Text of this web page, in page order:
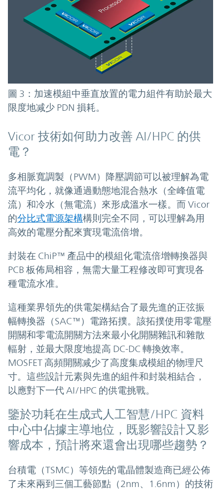
圖 3：加速模組中垂直放置的電力組件有助於最大
限度地减少 PDN 損耗。
Vicor 技術如何助力改善 AI/HPC 的供
電？
多相脈寬調製（PWM）降壓調節可以被理解為電
流平均化，就像通過動態地混合熱水（全峰值電
流）和冷水（無電流）來形成溫水一樣。而 Vicor
的分比式電源架構構則完全不同，可以理解為用
高效的電壓分配來實現電流倍增。
封裝在 ChiP™ 產品中的模組化電流倍增轉換器與
PCB 板佈局相容，無需大量工程修改即可實現各
種電流水准。
這種業界領先的供電架構結合了最先進的正弦振
幅轉換器（SAC™）電路拓撲。該拓撲使用零電壓
開關和零電流開關方法來最小化開關雜訊和雜散
輻射，並最大限度地提高 DC-DC 轉換效率。
MOSFET 高頻開關减少了高度集成模組的物理尺
寸。這些設計元素與先進的組件和封裝相結合，
以應對下一代 AI/HPC 的供電挑戰。
鑒於功耗在生成式人工智慧/HPC 資料
中心中佔據主導地位，既影響設計又影
響成本，預計將來還會出現哪些趨勢？
台積電（TSMC）等領先的電晶體製造商已經公佈
了未來兩到三個工藝節點（2nm、1.6nm）的技術